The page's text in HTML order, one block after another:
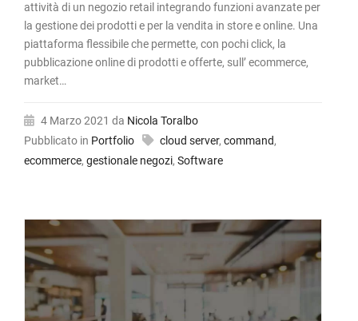
attività di un negozio retail integrando funzioni avanzate per
la gestione dei prodotti e per la vendita in store e online. Una
piattaforma flessibile che permette, con pochi click, la
pubblicazione online di prodotti e offerte, sull’ ecommerce,
market…
4 Marzo 2021 da Nicola Toralbo
Pubblicato in Portfolio cloud server, command,
ecommerce, gestionale negozi, Software